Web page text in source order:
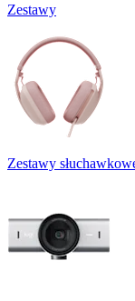
Zestawy
Zestawy